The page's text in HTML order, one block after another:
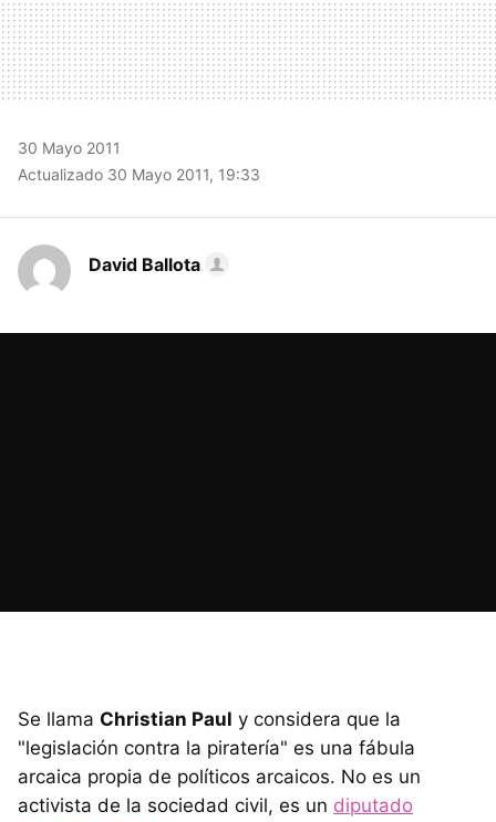
30 Mayo 2011
Actualizado 30 Mayo 2011, 19:33
David Ballota
Se llama Christian Paul y considera que la
"legislación contra la piratería" es una fábula
arcaica propia de políticos arcaicos. No es un
activista de la sociedad civil, es un diputado